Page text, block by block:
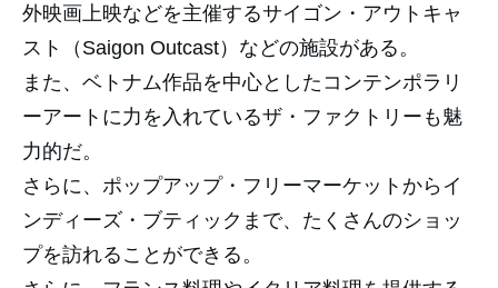
外映画上映などを主催するサイゴン・アウトキャ
スト（Saigon Outcast）などの施設がある。
また、ベトナム作品を中心としたコンテンポラリ
ーアートに力を入れているザ・ファクトリーも魅
力的だ。
さらに、ポップアップ・フリーマーケットからイ
ンディーズ・ブティックまで、たくさんのショッ
プを訪れることができる。